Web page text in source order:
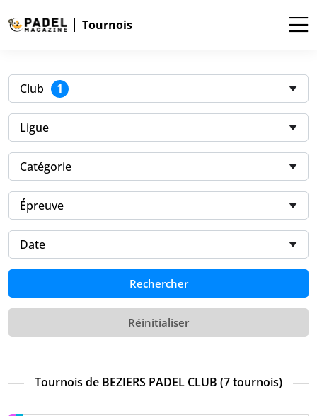
Tournois
Club 1
Ligue
Catégorie
Épreuve
Date
Rechercher
Réinitialiser
Tournois de BEZIERS PADEL CLUB (7 tournois)